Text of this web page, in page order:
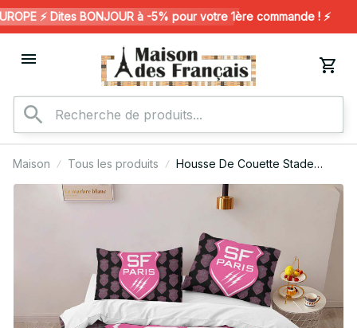
⚡️ Dites BONJOUR à -5% pour votre 1ère commande ! ⚡️
Maison Tous les produits
Housse De Couette Stade
Francais Paris Rugby Club 28
Parure de lit Ensemble De